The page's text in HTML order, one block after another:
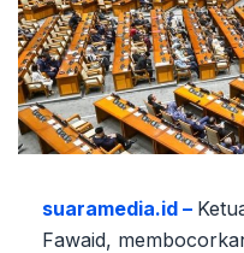
suaramedia.id –
Fawaid,